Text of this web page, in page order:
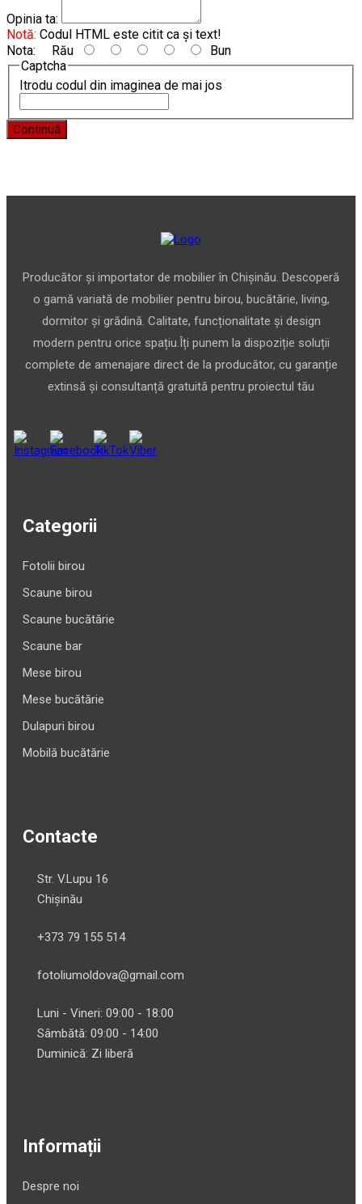
Opinia ta:
Notă: Codul HTML este citit ca şi text!
Nota: Rău
Bun
Captcha
Itrodu codul din imaginea de mai jos
Continuă
Producător și importator de mobilier în Chișinău. Descoperă
o gamă variată de mobilier pentru birou, bucătărie, living,
dormitor și grădină. Calitate, funcționalitate și design
modern pentru orice spațiu.Îți punem la dispoziție soluții
complete de amenajare direct de la producător, cu garanție
extinsă și consultanță gratuită pentru proiectul tău
Categorii
Fotolii birou
Scaune birou
Scaune bucătărie
Scaune bar
Mese birou
Mese bucătărie
Dulapuri birou
Mobilă bucătărie
Contacte
Str. V.Lupu 16
Chișinău
+373 79 155 514
fotoliumoldova@gmail.com
Luni - Vineri: 09:00 - 18:00
Sâmbătă: 09:00 - 14:00
Duminică: Zi liberă
Informații
Despre noi